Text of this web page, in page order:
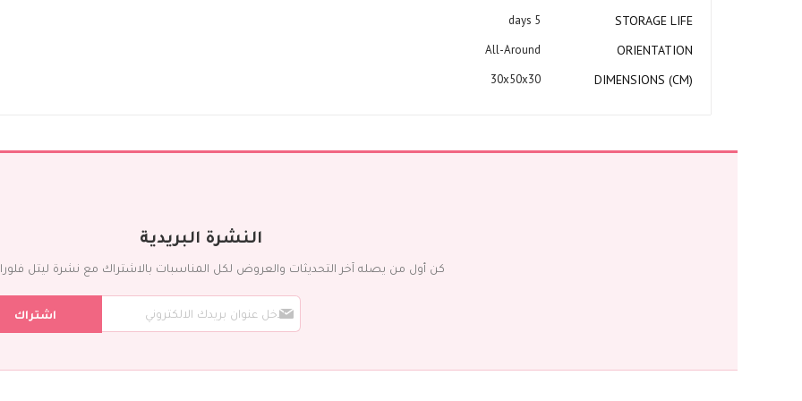
STORAGE LIFE
5 days
ORIENTATION
All-Around
DIMENSIONS (CM)
30x50x30
النشرة البريدية
كن أول من يصله آخر التحديثات والعروض لكل المناسبات بالاشتراك مع نشرة ليتل فلورا
ج
ل
ي
اشتراك